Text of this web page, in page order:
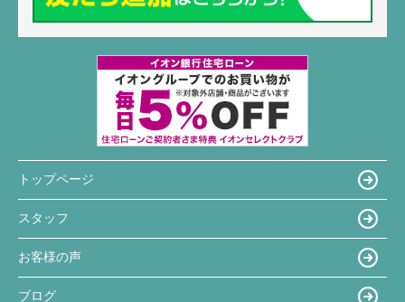
トップページ
スタッフ
お客様の声
ブログ